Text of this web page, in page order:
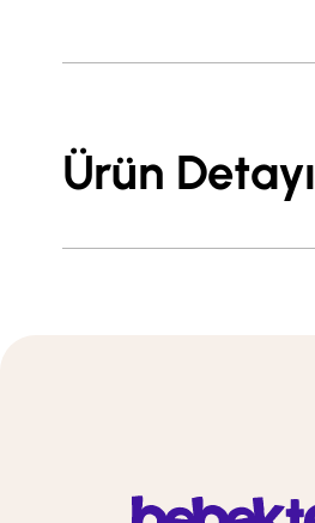
Ürün Detayı